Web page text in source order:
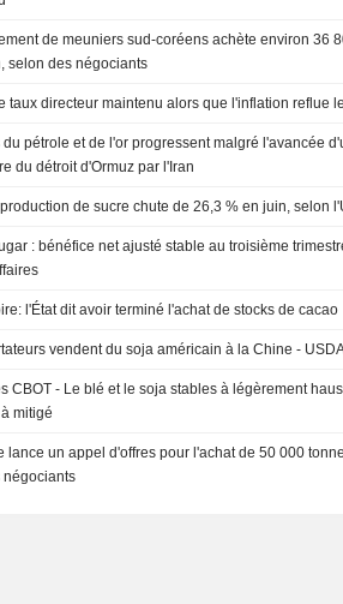
de meuniers sud-coréens achète environ 36
selon des négociants
taux directeur maintenu alors que l'inflation reflue
du pétrole et de l'or progressent malgré l'avancée
du détroit d'Ormuz par l'Iran
de sucre chute de 26,3 % en juin, selon
: bénéfice net ajusté stable au troisième
l'État dit avoir terminé l'achat de stocks de cacao
vendent du soja américain à la Chine -
CBOT - Le blé et le soja stables à légèrement
mitigé
lance un appel d'offres pour l'achat de 50 000
négociants